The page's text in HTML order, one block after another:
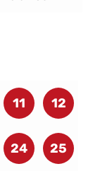
11 12
24 25